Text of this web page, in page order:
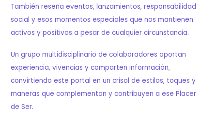
También reseña eventos, lanzamientos, responsabilidad
social y esos momentos especiales que nos mantienen
activos y positivos a pesar de cualquier circunstancia.
Un grupo multidisciplinario de colaboradores aportan
experiencia, vivencias y comparten información,
convirtiendo este portal en un crisol de estilos, toques y
maneras que complementan y contribuyen a ese Placer
de Ser.